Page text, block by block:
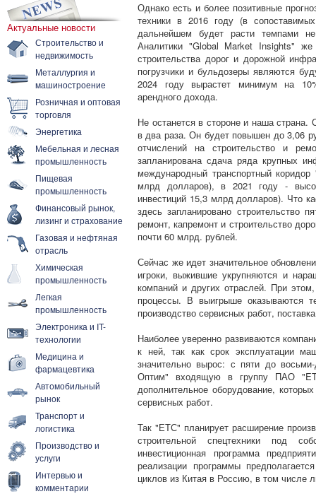
Актуальные новости
Строительство и
недвижимость
Металлургия и
машиностроение
Розничная и оптовая
торговля
Энергетика
Мебельная и лесная
промышленность
Пищевая
промышленность
Финансовый рынок,
лизинг и страхование
Газовая и нефтяная
отрасль
Химическая
промышленность
Легкая
промышленность
Электроника и IT-
технологии
Медицина и
фармацевтика
Автомобильный
рынок
Транспорт и
логистика
Производство и
услуги
Интервью и
комментарии
Однако есть и более позитивные
техники в 2016 году (в
дальнейшем будет расти темпами
Аналитики "Global Market Insights"
строительства дорог и дорожной
погрузчики и бульдозеры являются
2024 году вырастет минимум на
арендного дохода.
Не останется в стороне и наша
в два раза. Он будет повышен до 3,06
отчислений на строительство и
запланирована сдача ряда крупных
международный транспортный
млрд долларов), в 2021 году -
инвестиций 15,3 млрд долларов). Что
здесь запланировано строительство
ремонт, капремонт и строительство
почти 60 млрд. рублей.
Сейчас же идет значительное
игроки, выжившие укрупняются и
компаний и других отраслей. При
процессы. В выигрыше оказываются
производство сервисных работ,
Наиболее уверенно развиваются
к ней, так как срок эксплуатации
значительно вырос: с пяти до
Оптим" входящую в группу ПАО
дополнительное оборудование,
сервисных работ.
Так "ЕТС" планирует расширение
строительной спецтехники под
инвестиционная программа
реализации программы
циклов из Китая в Россию, в том числе